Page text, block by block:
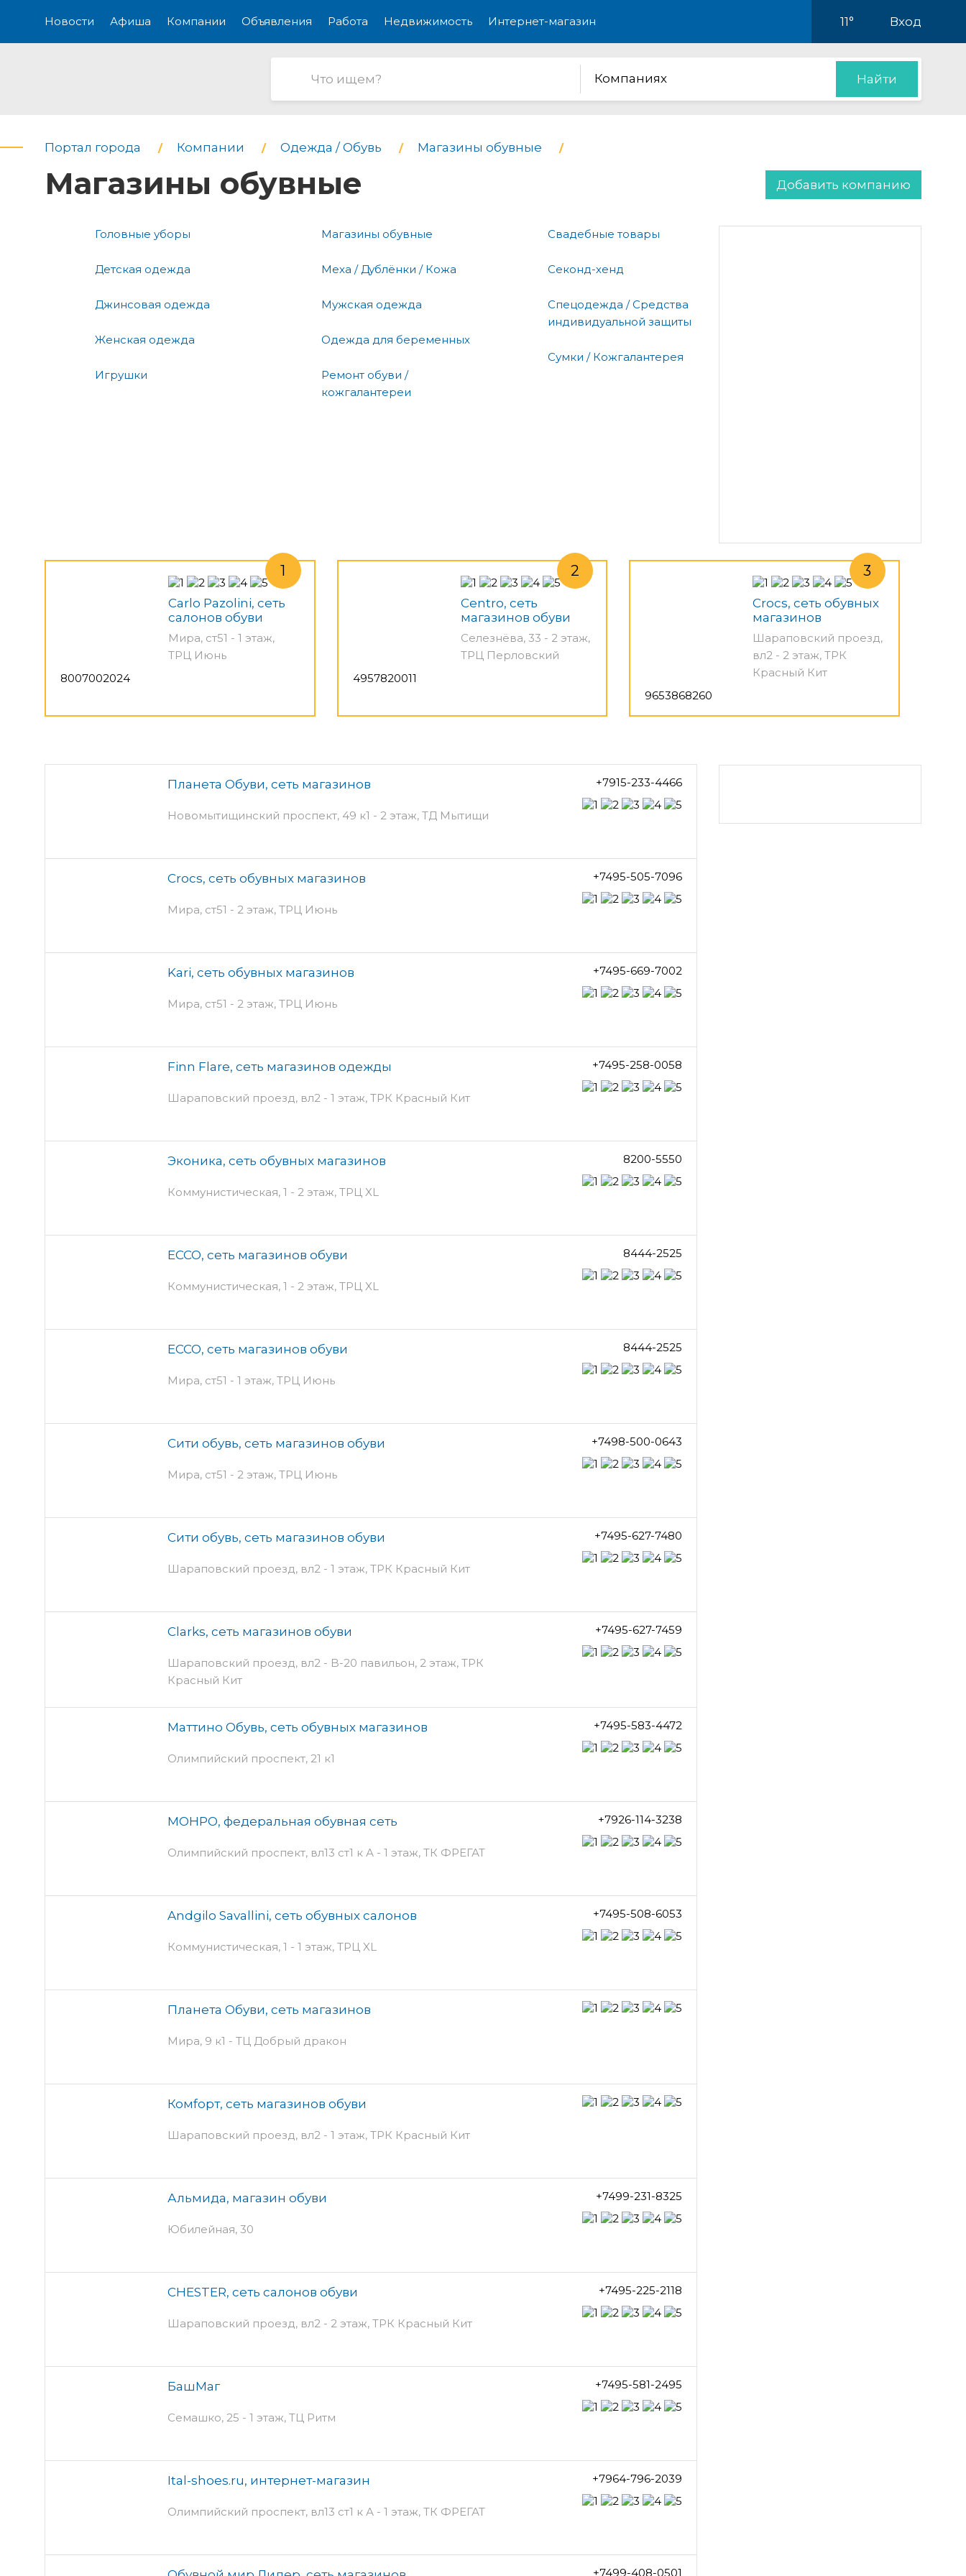
Новости Афиша Компании Объявления Работа Недвижимость Интернет-магазин 11° Вход
Компаниях Найти
Портал города Компании Одежда / Обувь Магазины обувные
Магазины обувные Добавить компанию
Головные уборы
Детская одежда
Джинсовая одежда
Женская одежда
Игрушки
Магазины обувные
Меха / Дублёнки / Кожа
Мужская одежда
Одежда для беременных
Ремонт обуви /
кожгалантереи
Свадебные товары
Секонд-хенд
Спецодежда / Средства
индивидуальной защиты
Сумки / Кожгалантерея
Carlo Pazolini, сеть
салонов обуви
Мира, ст51 - 1 этаж,
ТРЦ Июнь
8007002024
Centro, сеть
магазинов обуви
Селезнёва, 33 - 2 этаж,
ТРЦ Перловский
4957820011
Crocs, сеть обувных
магазинов
Шараповский проезд,
вл2 - 2 этаж, ТРК
Красный Кит
9653868260
Планета Обуви, сеть магазинов
Новомытищинский проспект, 49 к1 - 2 этаж, ТД Мытищи
+7915-233-4466
Crocs, сеть обувных магазинов
Мира, ст51 - 2 этаж, ТРЦ Июнь
+7495-505-7096
Kari, сеть обувных магазинов
Мира, ст51 - 2 этаж, ТРЦ Июнь
+7495-669-7002
Finn Flare, сеть магазинов одежды
Шараповский проезд, вл2 - 1 этаж, ТРК Красный Кит
+7495-258-0058
Эконика, сеть обувных магазинов
Коммунистическая, 1 - 2 этаж, ТРЦ XL
8200-5550
ECCO, сеть магазинов обуви
Коммунистическая, 1 - 2 этаж, ТРЦ XL
8444-2525
ECCO, сеть магазинов обуви
Мира, ст51 - 1 этаж, ТРЦ Июнь
8444-2525
Сити обувь, сеть магазинов обуви
Мира, ст51 - 2 этаж, ТРЦ Июнь
+7498-500-0643
Сити обувь, сеть магазинов обуви
Шараповский проезд, вл2 - 1 этаж, ТРК Красный Кит
+7495-627-7480
Clarks, сеть магазинов обуви
Шараповский проезд, вл2 - B-20 павильон, 2 этаж, ТРК
Красный Кит
+7495-627-7459
Маттино Обувь, сеть обувных магазинов
Олимпийский проспект, 21 к1
+7495-583-4472
МОНРО, федеральная обувная сеть
Олимпийский проспект, вл13 ст1 к А - 1 этаж, ТК ФРЕГАТ
+7926-114-3238
Andgilo Savallini, сеть обувных салонов
Коммунистическая, 1 - 1 этаж, ТРЦ XL
+7495-508-6053
Планета Обуви, сеть магазинов
Мира, 9 к1 - ТЦ Добрый дракон
Комfорт, сеть магазинов обуви
Шараповский проезд, вл2 - 1 этаж, ТРК Красный Кит
Альмида, магазин обуви
Юбилейная, 30
+7499-231-8325
CHESTER, сеть салонов обуви
Шараповский проезд, вл2 - 2 этаж, ТРК Красный Кит
+7495-225-2118
БашМаг
Семашко, 25 - 1 этаж, ТЦ Ритм
+7495-581-2495
Ital-shoes.ru, интернет-магазин
Олимпийский проспект, вл13 ст1 к А - 1 этаж, ТК ФРЕГАТ
+7964-796-2039
+7499-408-0501